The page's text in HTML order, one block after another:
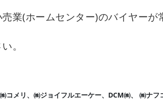
業(ホームセンター)のバイヤーが
。
コメリ、㈱ジョイフルエーケー、DCM㈱、 ㈱ナフ